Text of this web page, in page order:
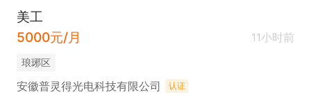
美工
5000元/月
11小时前
琅琊区
安徽普灵得光电科技有限公司 认证